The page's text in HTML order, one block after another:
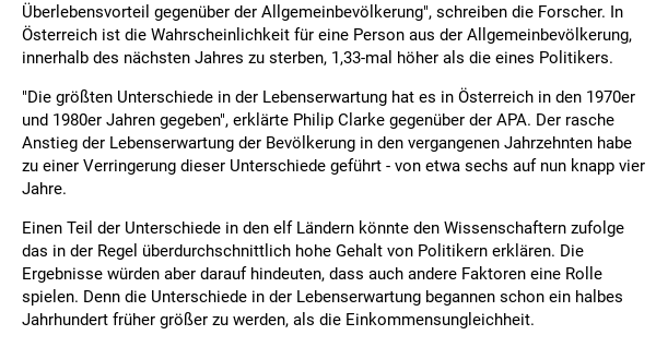
Überlebensvorteil gegenüber der Allgemeinbevölkerung", schreiben die Forscher. In
Österreich ist die Wahrscheinlichkeit für eine Person aus der Allgemeinbevölkerung,
innerhalb des nächsten Jahres zu sterben, 1,33-mal höher als die eines Politikers.
"Die größten Unterschiede in der Lebenserwartung hat es in Österreich in den 1970er
und 1980er Jahren gegeben", erklärte Philip Clarke gegenüber der APA. Der rasche
Anstieg der Lebenserwartung der Bevölkerung in den vergangenen Jahrzehnten habe
zu einer Verringerung dieser Unterschiede geführt - von etwa sechs auf nun knapp vier
Jahre.
Einen Teil der Unterschiede in den elf Ländern könnte den Wissenschaftern zufolge
das in der Regel überdurchschnittlich hohe Gehalt von Politikern erklären. Die
Ergebnisse würden aber darauf hindeuten, dass auch andere Faktoren eine Rolle
spielen. Denn die Unterschiede in der Lebenserwartung begannen schon ein halbes
Jahrhundert früher größer zu werden, als die Einkommensungleichheit.